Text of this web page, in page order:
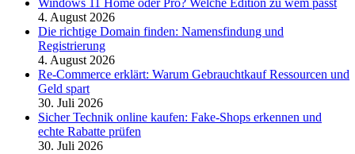
Windows 11 Home oder Pro? Welche Edition zu wem passt
4. August 2026
Die richtige Domain finden: Namensfindung und
Registrierung
4. August 2026
Re-Commerce erklärt: Warum Gebrauchtkauf Ressourcen und
Geld spart
30. Juli 2026
Sicher Technik online kaufen: Fake-Shops erkennen und
echte Rabatte prüfen
30. Juli 2026